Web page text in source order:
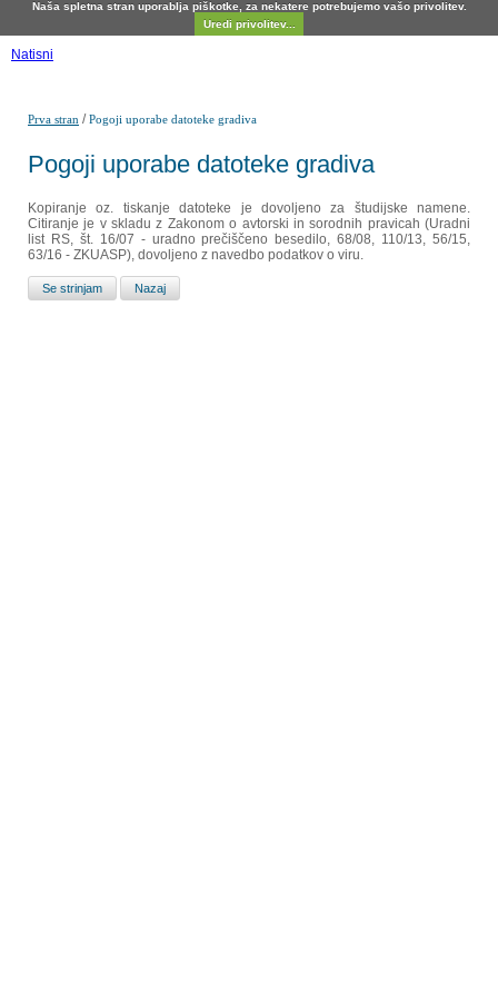
Naša spletna stran uporablja piškotke, za nekatere potrebujemo vašo privolitev.
Uredi privolitev...
Natisni
Prva stran /Pogoji uporabe datoteke gradiva
Pogoji uporabe datoteke gradiva
Kopiranje oz. tiskanje datoteke je dovoljeno za študijske namene.
Citiranje je v skladu z Zakonom o avtorski in sorodnih pravicah (Uradni
list RS, št. 16/07 - uradno prečiščeno besedilo, 68/08, 110/13, 56/15,
63/16 - ZKUASP), dovoljeno z navedbo podatkov o viru.